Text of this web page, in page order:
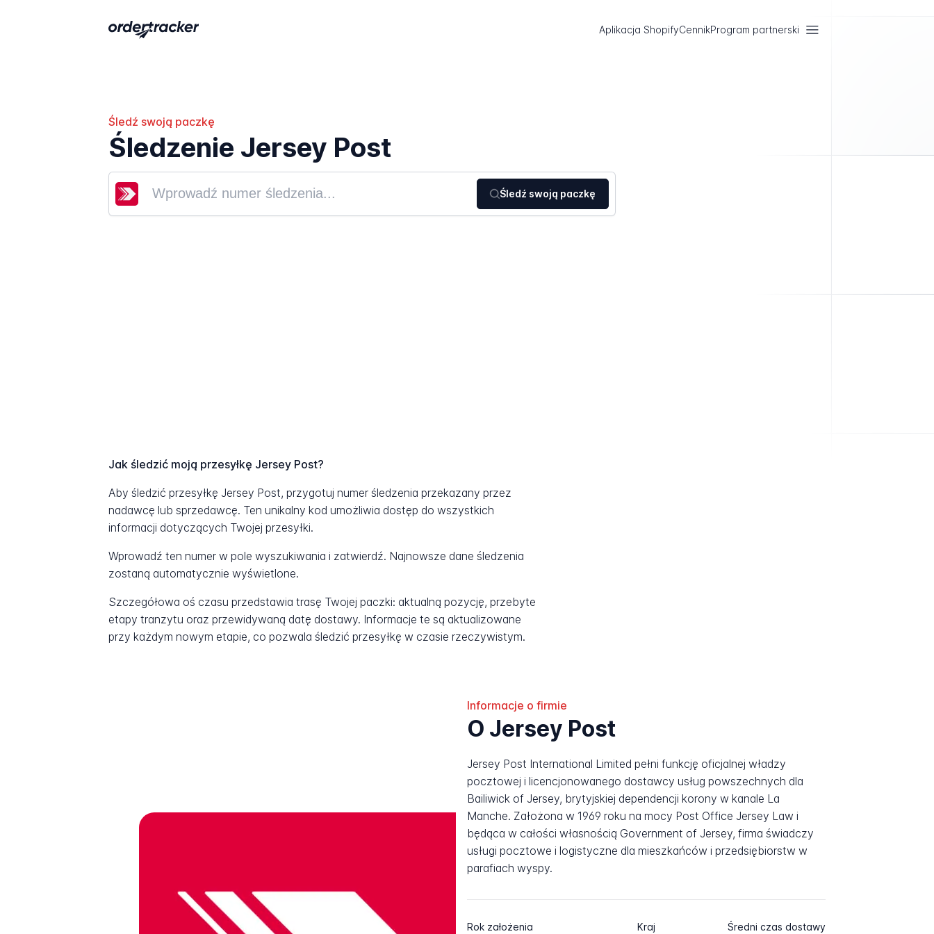
Aplikacja ShopifyCennikProgram partnerski
Śledź swoją paczkę
Śledzenie Jersey Post
Śledź swoją paczkę
Jak śledzić moją przesyłkę Jersey Post?
Aby śledzić przesyłkę Jersey Post, przygotuj numer śledzenia przekazany przez
nadawcę lub sprzedawcę. Ten unikalny kod umożliwia dostęp do wszystkich
informacji dotyczących Twojej przesyłki.
Wprowadź ten numer w pole wyszukiwania i zatwierdź. Najnowsze dane śledzenia
zostaną automatycznie wyświetlone.
Szczegółowa oś czasu przedstawia trasę Twojej paczki: aktualną pozycję, przebyte
etapy tranzytu oraz przewidywaną datę dostawy. Informacje te są aktualizowane
przy każdym nowym etapie, co pozwala śledzić przesyłkę w czasie rzeczywistym.
Informacje o firmie
O Jersey Post
Jersey Post International Limited pełni funkcję oficjalnej władzy
pocztowej i licencjonowanego dostawcy usług powszechnych dla
Bailiwick of Jersey, brytyjskiej dependencji korony w kanale La
Manche. Założona w 1969 roku na mocy Post Office Jersey Law i
będąca w całości własnością Government of Jersey, firma świadczy
usługi pocztowe i logistyczne dla mieszkańców i przedsiębiorstw w
parafiach wyspy.
Rok założenia Kraj Średni czas dostawy